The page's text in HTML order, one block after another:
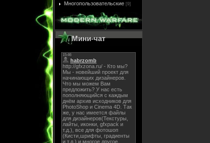
Многопользовательские [9]
Мини-чат